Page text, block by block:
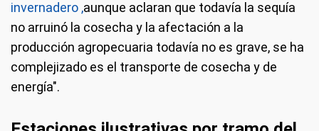
invernadero ,aunque aclaran que todavía la sequía
no arruinó la cosecha y la afectación a la
producción agropecuaria todavía no es grave, se ha
complejizado es el transporte de cosecha y de
energía".